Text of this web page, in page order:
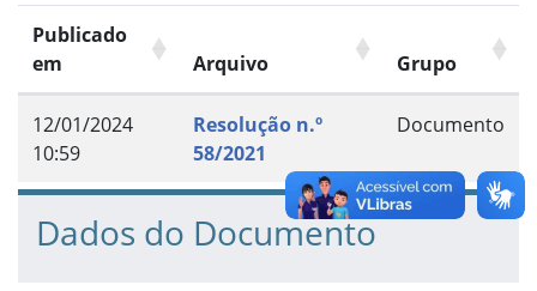
Publicado
em
Arquivo Grupo
12/01/2024
10:59
Resolução n.º
58/2021
Documento
Dados do Documento